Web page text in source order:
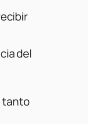
del
tanto